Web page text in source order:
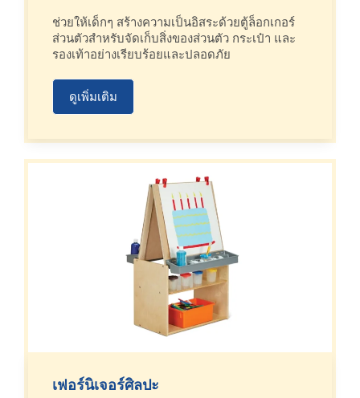
ช่วยให้เด็กๆ สร้างความเป็นอิสระด้วยตู้ล็อกเกอร์
ส่วนตัวสำหรับจัดเก็บสิ่งของส่วนตัว กระเป๋า และ
รองเท้าอย่างเรียบร้อยและปลอดภัย
ดูเพิ่มเติม
เฟอร์นิเจอร์ศิลปะ